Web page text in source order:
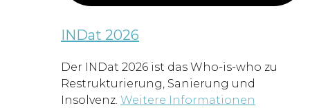
INDat 2026
Der INDat 2026 ist das Who-is-who zu
Restrukturierung, Sanierung und
Insolvenz. Weitere Informationen